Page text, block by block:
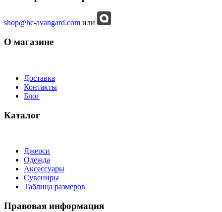
shop@hc-avangard.com или
О магазине
Доставка
Контакты
Блог
Каталог
Джерси
Одежда
Аксессуары
Сувениры
Таблица размеров
Правовая информация